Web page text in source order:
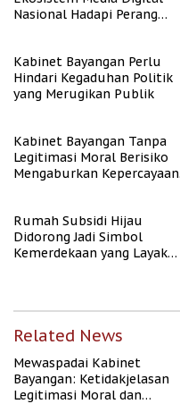
Nasional Hadapi Perang
Kabinet Bayangan Perlu
Hindari Kegaduhan Politik
yang Merugikan Publik
Kabinet Bayangan Tanpa
Legitimasi Moral Berisiko
Mengaburkan Kepercayaan
Rumah Subsidi Hijau
Didorong Jadi Simbol
Kemerdekaan yang Layak
Related News
Mewaspadai Kabinet
Bayangan: Ketidakjelasan
Legitimasi Moral dan